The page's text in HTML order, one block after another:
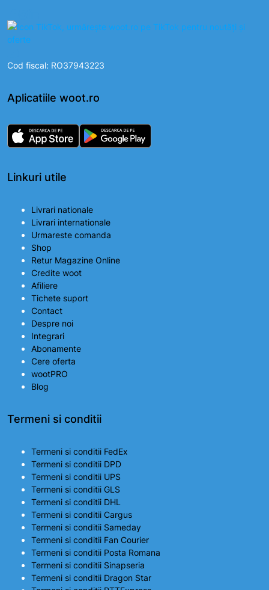
Cod fiscal: RO37943223
Aplicatiile woot.ro
Linkuri utile
Livrari nationale
Livrari internationale
Urmareste comanda
Shop
Retur Magazine Online
Credite woot
Afiliere
Tichete suport
Contact
Despre noi
Integrari
Abonamente
Cere oferta
wootPRO
Blog
Termeni si conditii
Termeni si conditii FedEx
Termeni si conditii DPD
Termeni si conditii UPS
Termeni si conditii GLS
Termeni si conditii DHL
Termeni si conditii Cargus
Termeni si conditii Sameday
Termeni si conditii Fan Courier
Termeni si conditii Posta Romana
Termeni si conditii Sinapseria
Termeni si conditii Dragon Star